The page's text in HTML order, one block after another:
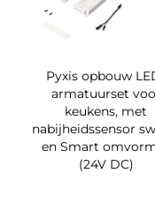
Pyxis opbouw
armatuurset
keukens, met
nabijheidssensor
en Smart
(24V DC)